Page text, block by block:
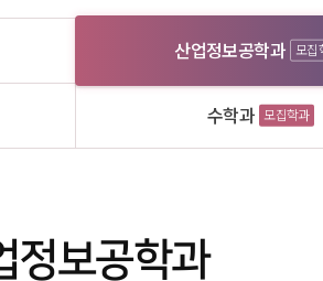
산업정보공학과 모집
수학과 모집학과
정보공학과